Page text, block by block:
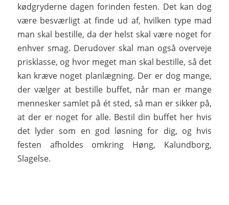
kødgryderne dagen forinden festen. Det kan dog
være besværligt at finde ud af, hvilken type mad
man skal bestille, da der helst skal være noget for
enhver smag. Derudover skal man også overveje
prisklasse, og hvor meget man skal bestille, så det
kan kræve noget planlægning. Der er dog mange,
der vælger at bestille buffet, når man er mange
mennesker samlet på ét sted, så man er sikker på,
at der er noget for alle. Bestil din buffet her hvis
det lyder som en god løsning for dig, og hvis
festen afholdes omkring Høng, Kalundborg,
Slagelse.